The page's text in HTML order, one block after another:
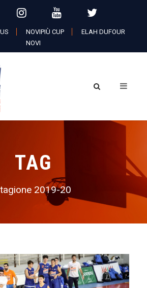
NOVIPIÙ CUP
ELAH DUFOUR
NOVI
TAG
2019-20